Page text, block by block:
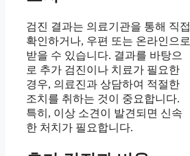
검진 결과는 의료기관을 통해 직접
확인하거나, 우편 또는 온라인으로
받을 수 있습니다. 결과를 바탕으
로 추가 검진이나 치료가 필요한
경우, 의료진과 상담하여 적절한
조치를 취하는 것이 중요합니다.
특히, 이상 소견이 발견되면 신속
한 처치가 필요합니다.